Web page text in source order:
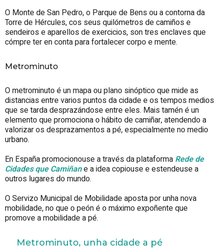
O Monte de San Pedro, o Parque de Bens ou a contorna da
Torre de Hércules, cos seus quilómetros de camiños e
sendeiros e aparellos de exercicios, son tres enclaves que
cómpre ter en conta para fortalecer corpo e mente.
Metrominuto
O metrominuto é un mapa ou plano sinóptico que mide as
distancias entre varios puntos da cidade e os tempos medios
que se tarda desprazándose entre eles. Mais tamén é un
elemento que promociona o hábito de camiñar, atendendo a
valorizar os desprazamentos a pé, especialmente no medio
urbano.
En España promocionouse a través da plataforma Rede de
Cidades que Camiñane a idea copiouse e estendeuse a
outros lugares do mundo.
O Servizo Municipal de Mobilidade aposta por unha nova
mobilidade, no que o peón é o máximo expoñente que
promove a mobilidade a pé.
Metrominuto, unha cidade a pé